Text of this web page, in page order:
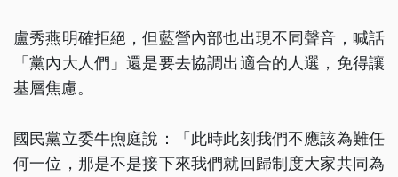
盧秀燕明確拒絕，但藍營內部也出現不同聲音，喊話
「黨內大人們」還是要去協調出適合的人選，免得讓
基層焦慮。
國民黨立委牛煦庭說：「此時此刻我們不應該為難任
何一位，那是不是接下來我們就回歸制度大家共同為